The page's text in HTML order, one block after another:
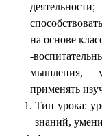
деятельности;
на основе
-
мышления,
применять
Тип урока:
знаний,